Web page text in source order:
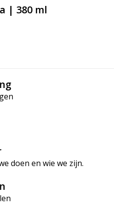
| 380 ml
doen en wie we zijn.